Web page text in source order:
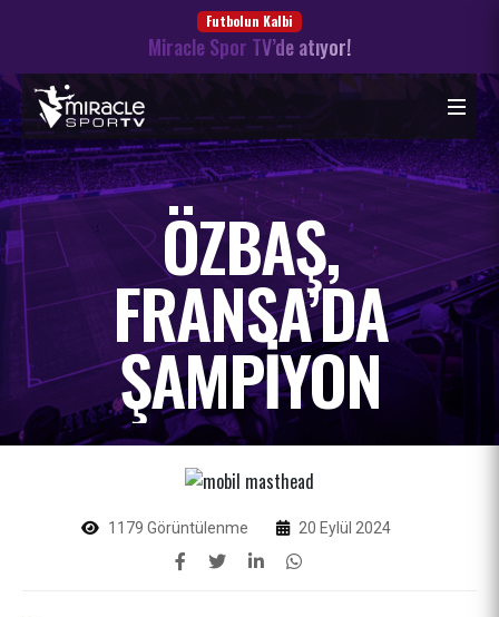
Futbolun Kalbi
Miracle Spor TV’de atıyor!
ÖZBAŞ,
FRANSA’DA
ŞAMPIYON
1179 Görüntülenme 20 Eylül 2024